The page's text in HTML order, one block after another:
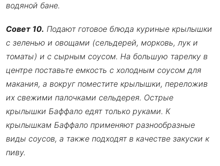
водяной бане.
Совет 10. Подают готовое блюда куриные крылышки
с зеленью и овощами (сельдерей, морковь, лук и
томаты) и с сырным соусом. На большую тарелку в
центре поставьте емкость с холодным соусом для
макания, а вокруг поместите крылышки, переложив
их свежими палочками сельдерея. Острые
крылышки Баффало едят только руками. К
крылышкам Баффало применяют разнообразные
виды соусов, а также подходят в качестве закуски к
пиву.